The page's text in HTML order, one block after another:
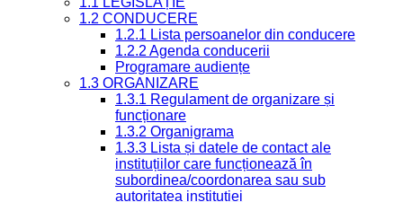
1.2 CONDUCERE
1.2.1 Lista persoanelor din conducere
1.2.2 Agenda conducerii
Programare audiențe
1.3 ORGANIZARE
1.3.1 Regulament de organizare și
funcționare
1.3.2 Organigrama
1.3.3 Lista și datele de contact ale
instituțiilor care funcționează în
subordinea/coordonarea sau sub
autoritatea instituției